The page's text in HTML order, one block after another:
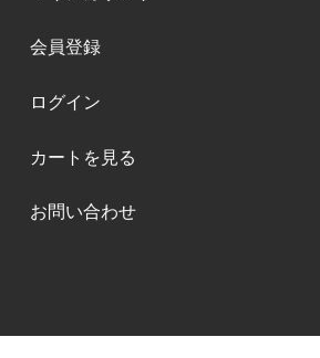
会員登録
ログイン
カートを見る
お問い合わせ